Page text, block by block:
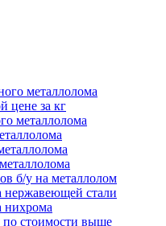
металлолома
цене за кг
металлолома
б/у на металлолом
нержавеющей стали
нихрома
по стоимости выше